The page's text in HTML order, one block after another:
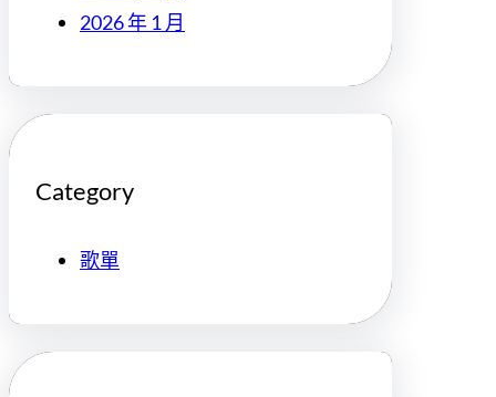
2026 年 1 月
Category
歌單